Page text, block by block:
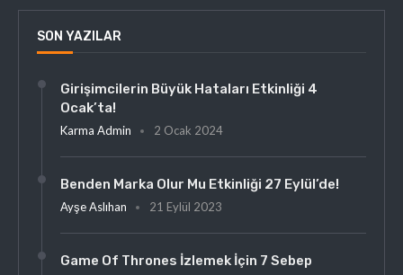
SON YAZILAR
Girişimcilerin Büyük Hataları Etkinliği 4
Ocak’ta!
Karma Admin 2 Ocak 2024
Benden Marka Olur Mu Etkinliği 27 Eylül’de!
Ayşe Aslıhan 21 Eylül 2023
Game Of Thrones İzlemek İçin 7 Sebep